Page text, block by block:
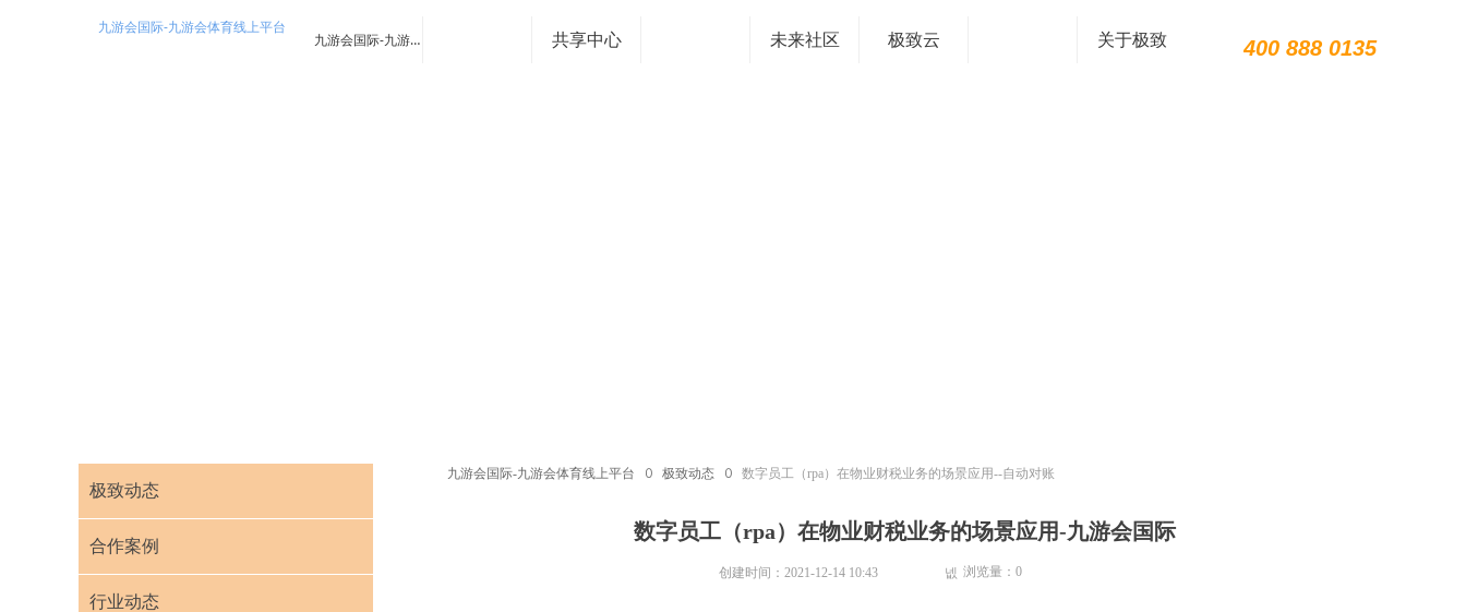
九游会国际-九游会体育线上平台
九游会国际-九游会体育线上平台 共享中心 未来社区 极致云 关于极致 400 888 0135
数字员工（rpa）在物业财税业务的场景应用-九游会国际
创建时间： 2021-12-14 10:43
九游会国际-九游会体育线上平台 ꄲ 极致动态 ꄲ 数字员工（rpa）在物业财税业务的场景应用--自动对账
极致动态
合作案例
行业动态
넶 浏览量： 0